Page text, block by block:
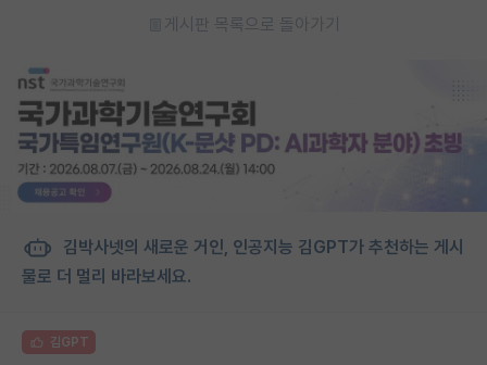
게시판 목록으로 돌아가기
김박사넷의 새로운 거인, 인공지능 김GPT가 추천하는 게시
물로 더 멀리 바라보세요.
김GPT